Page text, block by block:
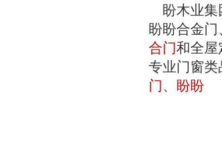
盼木业
盼盼合金门
合门和全屋
专业门窗
门、 盼盼